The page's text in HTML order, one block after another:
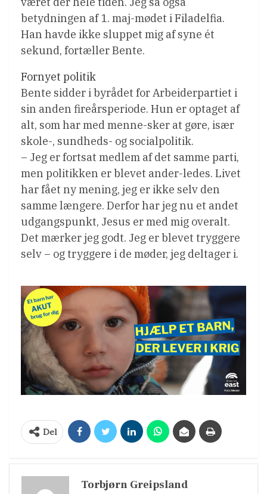
betydningen af 1. maj-mødet i Filadelfia.
Han havde ikke sluppet mig af syne ét
sekund, fortæller Bente.
Fornyet politik
Bente sidder i byrådet for Arbeiderpartiet i
sin anden fireårsperiode. Hun er optaget af
alt, som har med menne-sker at gøre, især
skole-, sundheds- og socialpolitik.
– Jeg er fortsat medlem af det samme parti,
men politikken er blevet ander-ledes. Livet
har fået ny mening, jeg er ikke selv den
samme længere. Derfor har jeg nu et andet
udgangspunkt, Jesus er med mig overalt.
Det mærker jeg godt. Jeg er blevet tryggere
selv – og tryggere i de møder, jeg deltager i.
Del
Torbjørn Greipsland